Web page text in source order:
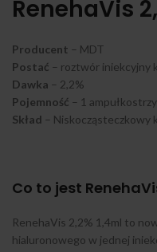
RenehaVis
Producent – MDT
Postać – roztwór iniekcyjny
Dawka – 2,2%
Pojemność – 1
Skład – Niskocząsteczkowy
Co to jest
RenehaVis 2,2% 1,4ml to
hialuronowego w jednej